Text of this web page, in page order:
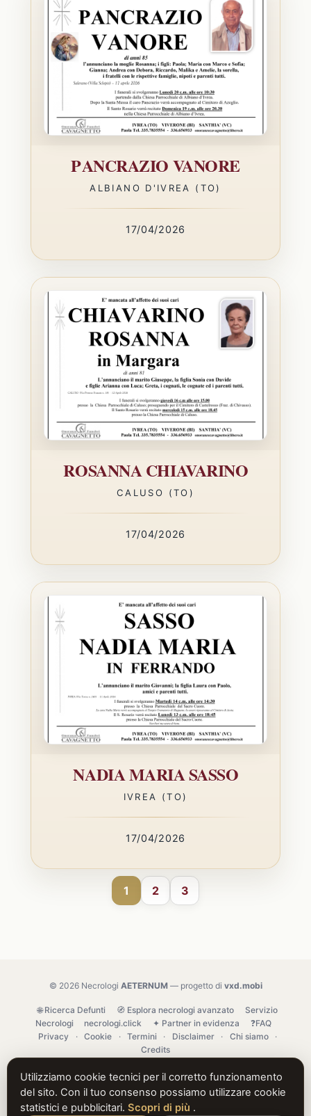
PANCRAZIO VANORE
ALBIANO D'IVREA (TO)
17/04/2026
ROSANNA CHIAVARINO
CALUSO (TO)
17/04/2026
NADIA MARIA SASSO
IVREA (TO)
17/04/2026
1 2 3
© 2026 Necrologi AETERNUM— progetto di vxd.mobi
🌐 Ricerca Defunti 🧭 Esplora necrologi avanzato
Servizio
Necrologi
necrologi.click ✦ Partner in evidenza
❓FAQ
Privacy
· Cookie · Termini · Disclaimer · Chi siamo
·
Credits
Utilizziamo cookie tecnici per il corretto funzionamento
del sito. Con il tuo consenso possiamo utilizzare cookie
statistici e pubblicitari. Scopri di più .